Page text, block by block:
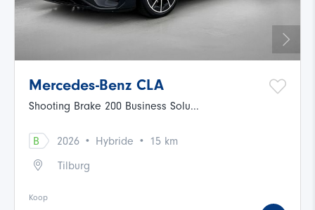
Mercedes-Benz CLA
Shooting Brake 200 Business Solu...
B 2026 · Hybride ·
15 km
Tilburg
Koop